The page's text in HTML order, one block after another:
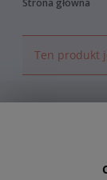
Ten produkt
Bądź na